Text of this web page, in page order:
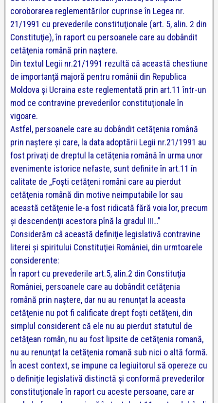
coroborarea reglementărilor cuprinse în Legea nr.
21/1991 cu prevederile constituţionale (art. 5, alin. 2 din
Constituţie), în raport cu persoanele care au dobândit
cetăţenia română prin naştere.
Din textul Legii nr.21/1991 rezultă că această chestiune
de importanţă majoră pentru românii din Republica
Moldova şi Ucraina este reglementată prin art.11 într-un
mod ce contravine prevederilor constituţionale în
vigoare.
Astfel, persoanele care au dobândit cetăţenia română
prin naştere şi care, la data adoptării Legii nr.21/1991 au
fost privaţi de dreptul la cetăţenia română în urma unor
evenimente istorice nefaste, sunt definite în art.11 în
calitate de „Foşti cetăţeni români care au pierdut
cetăţenia română din motive neimputabile lor sau
această cetăţenie le-a fost ridicată fără voia lor, precum
şi descendenţii acestora pînă la gradul III…”
Considerăm câ această definiţie legislativă contravine
literei şi spiritului Constituţiei României, din urmtoarele
considerente:
În raport cu prevederile art.5, alin.2 din Constituţia
României, persoanele care au dobândit cetăţenia
română prin naştere, dar nu au renunţat la aceasta
cetăţenie nu pot fi calificate drept foşti cetăţeni, din
simplul considerent că ele nu au pierdut statutul de
cetăţean român, nu au fost lipsite de cetăţenia romană,
nu au renunţat la cetăţenia romană sub nici o altă formă.
În acest context, se impune ca legiuitorul să opereze cu
o definiţie legislativă distinctă şi conformă prevederilor
constituţionale în raport cu aceste persoane, care ar